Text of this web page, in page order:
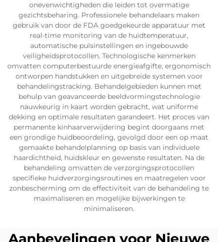
onevenwichtigheden die leiden tot overmatige
gezichtsbeharing. Professionele behandelaars maken
gebruik van door de FDA goedgekeurde apparatuur met
real-time monitoring van de huidtemperatuur,
automatische pulsinstellingen en ingebouwde
veiligheidsprotocollen. Technologische kenmerken
omvatten computerbestuurde energieafgifte, ergonomisch
ontworpen handstukken en uitgebreide systemen voor
behandelingstracking. Behandelgebieden kunnen met
behulp van geavanceerde beeldvormingstechnologie
nauwkeurig in kaart worden gebracht, wat uniforme
dekking en optimale resultaten garandeert. Het proces van
permanente kinhaarverwijdering begint doorgaans met
een grondige huidbeoordeling, gevolgd door een op maat
gemaakte behandelplanning op basis van individuele
haardichtheid, huidskleur en gewenste resultaten. Na de
behandeling omvatten de verzorgingsprotocollen
specifieke huidverzorgingsroutines en maatregelen voor
zonbescherming om de effectiviteit van de behandeling te
maximaliseren en mogelijke bijwerkingen te
minimaliseren.
Aanbevelingen voor Nieuwe